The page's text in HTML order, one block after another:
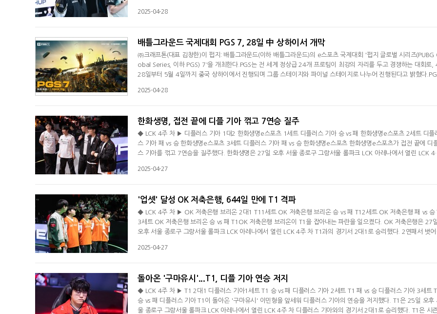
은 밀라노FC와 봄바르디아 조합을, 권창환은 독일 국가대표팀과 밀라노FC의 라인업을 각각 꺼낸 가운데 시작된 1세트
2025-04-28
배틀그라운드 국제대회 PGS 7, 28일 中 상하이서 개막
㈜크래프톤(대표 김창한)이 펍지: 배틀그라운드(이하 배틀그라운드)의 e스포츠 국제대회 '펍지 글로벌 시리즈(PUBG
obal Series, 이하 PGS) 7'을 개최한다.PGS는 전 세계 정상급 24개 프로팀이 최강의 자리를 두고 경쟁하는 대회로,
28일부터 5월 4일까지 중국 상하이에서 진행되며 그룹 스테이지와 파이널 스테이지로 나누어 진행된다고 밝혔다
너 팀인 DN 프릭스와 젠지, 그리고 2025 펍지 위클리 시리즈(PUBG WEEKLY SERIES, PWS) 페이즈 1의 최종 성적을
2025-04-28
한화생명, 접전 끝에 디플 기아 꺾고 7연승 질주
◆ LCK 4주 차 ▶ 디플러스 기아 1대2 한화생명e스포츠 1세트 디플러스 기아 승 vs 패 한화생명e스포츠 2세트 디플
스 기아 패 vs 승 한화생명e스포츠 3세트 디플러스 기아 패 vs 승 한화생명e스포츠 한화생명e스포츠가 접전 끝에 디
스 기아를 꺾고 7연승을 질주했다. 한화생명은 27일 오후 서울 종로구 그랑서울 롤파크 LCK 아레나에서 열린 LCK 4
반면 디플러스 기아는 2연패와 함께 시즌 3패(5승)째를 당했다. 1세트를 내준 한화생명은 2세트 중반까지 디플러스 기
2025-04-27
'업셋' 달성 OK 저축은행, 644일 만에 T1 격파
◆ LCK 4주 차 ▶ OK 저축은행 브리온 2대1 T11세트 OK 저축은행 브리온 승 vs 패 T12세트 OK 저축은행 패 vs 승
3세트 OK 저축은행 브리온 승 vs 패 T1OK 저축은행 브리온이 T1을 잡아내는 파란을 일으켰다. OK 저축은행은 27일
오후 서울 종로구 그랑서울 롤파크 LCK 아레나에서 열린 LCK 4주 차 T1과의 경기서 2대1로 승리했다. 2연패서 벗어
이후 643일 만이다. T1은 지난 디플러스 기아전 승리의 기세를 이어가지 못했다. 시즌 4승 4패(+1).OK 저축은행이
2025-04-27
돌아온 '구마유시'...T1, 디플 기아 연승 저지
◆ LCK 4주 차 ▶ T1 2대1 디플러스 기아1세트 T1 승 vs 패 디플러스 기아 2세트 T1 패 vs 승 디플러스 기아 3세트
승 vs 패 디플러스 기아 T1이 돌아온 '구마유시' 이민형을 앞세워 디플러스 기아의 연승을 저지했다. T1은 25일 오후
울 종로구 그랑서울 롤파크 LCK 아레나에서 열린 LCK 4주 차 디플러스 기아와의 경기서 2대1로 승리했다. T1은 시